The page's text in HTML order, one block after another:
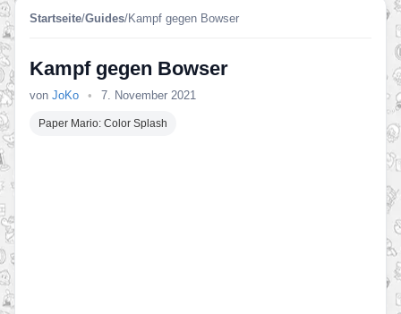
Startseite/Guides/Kampf gegen Bowser
Kampf gegen Bowser
von JoKo • 7. November 2021
Paper Mario: Color Splash